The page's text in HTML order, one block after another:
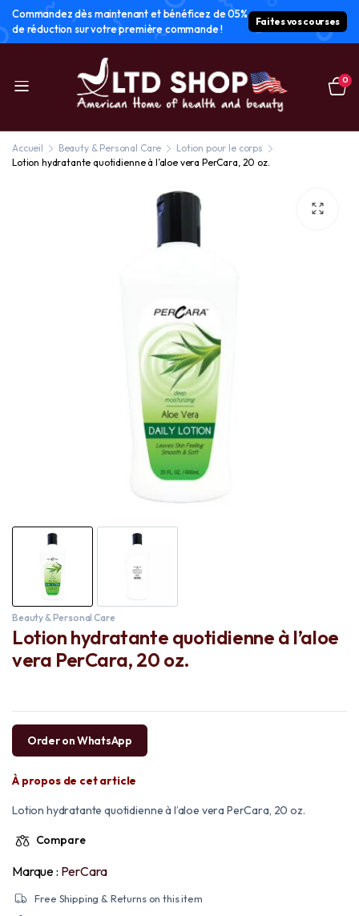
Commandez dès maintenant et bénéficez de 05%
de réduction sur votre première commande !
Faites vos courses
0
Accueil Beauty & Personal Care
Lotion pour le corps
Lotion hydratante quotidienne à l’aloe vera PerCara, 20 oz.
Beauty & Personal Care
Lotion hydratante quotidienne à l’aloe
vera PerCara, 20 oz.
Order on WhatsApp
À propos de cet article
Lotion hydratante quotidienne à l’aloe vera PerCara, 20 oz.
Compare
Marque : PerCara
Free Shipping & Returns on this item